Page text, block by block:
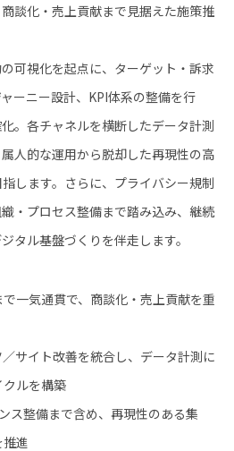
談化・売上貢献まで見据えた施策推
可視化を起点に、ターゲット・訴求
ーニー設計、KPI体系の整備を行
。各チャネルを横断したデータ計測
人的な運用から脱却した再現性の高
します。さらに、プライバシー規制
・プロセス整備まで踏み込み、継続
タル基盤づくりを伴走します。
一気通貫で、商談化・売上貢献を重
サイト改善を統合し、データ計測に
ルを構築
ス整備まで含め、再現性のある集
進